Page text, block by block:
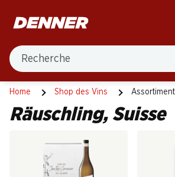
Recherche
Home Shop des Vins
Räuschling, Suisse
Suisse